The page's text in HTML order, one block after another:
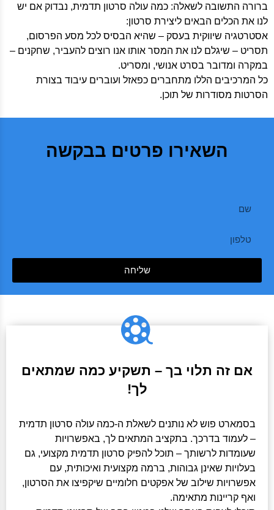
ברורה התשובה לשאלה: כמה עולה סרטון תדמית, נבדוק אם יש
לנו את הכלים הבאים ליצירת סרטון:
אסטרטגיה שיווקית בעסק – שהיא הבסיס לכל מסע הפרסום,
תסריט – שיגלם לנו את המסר אותו אנו רוצים להעביר, שחקנים –
במקרה ומדובר בסרט אנושי, ומסריט.
כל המרכיבים הללו מתחברים כפאזל ועוברים עיבוד בצורת
הסרטות מסודרות של תוכן.
השאירו פרטים בבקשה
שליחה
אם זה תלוי בך – תשקיע כמה שמתאים
לך!
בסמארט פוש לא נותנים לשאלת ה-כמה עולה סרטון תדמית
– לעמוד בדרכך. בתקציב המתאים לך, באפשרויות
שעומדות לרשותך – תוכל להפיק סרטון תדמית מקצועי, גם
בעלויות שאינן גבוהות, ברמה מקצועית ואיכותית, עם
אפשרויות שילוב של אפקטים חלומיים שיקפיצו את הסרטון,
ואף קריינות מתאימה.